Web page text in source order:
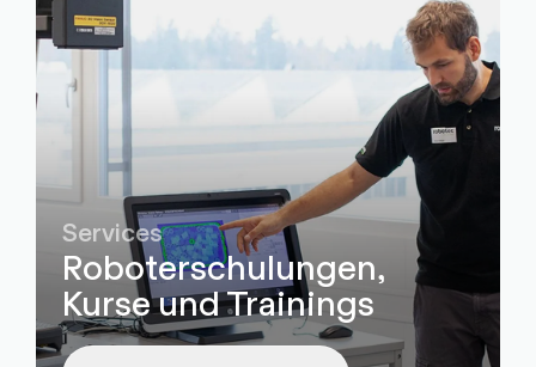
Services
Roboterschulungen,
Kurse und Trainings